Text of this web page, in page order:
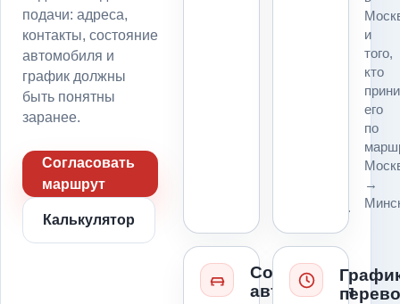
подачи: адреса,
контакты, состояние
автомобиля и
график должны
быть понятны
заранее.
Согласовать
маршрут
Калькулятор
платформы.
и
того,
кто
его
по
→
Состояние
автомобиля